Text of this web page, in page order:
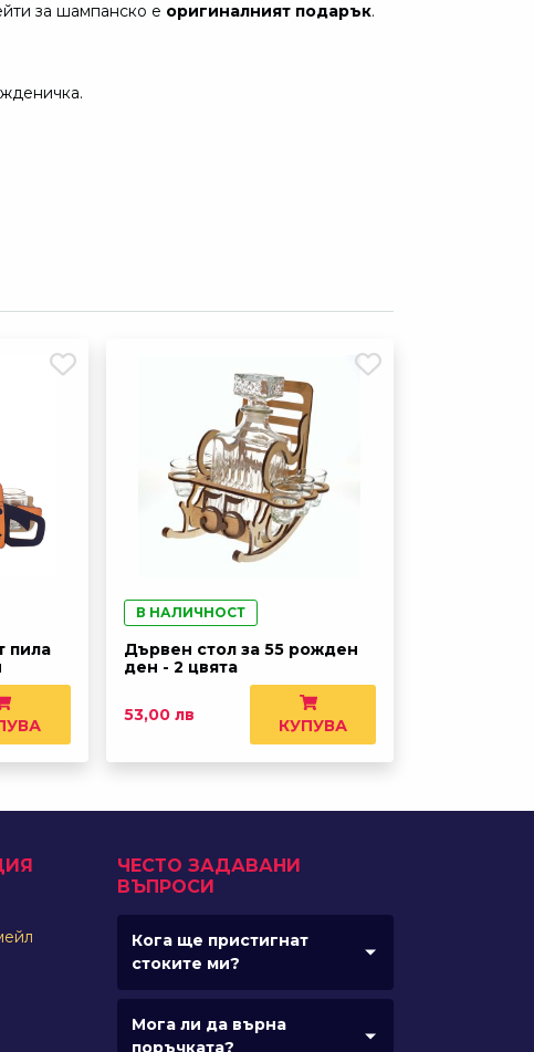
за шампанско е оригиналният подарък.
пила
В НАЛИЧНОСТ
Дървен стол за 55 рожден
ден - 2 цвята
53,00 лв
КУПУВА
ЧЕСТО ЗАДАВАНИ
ВЪПРОСИ
Кога ще пристигнат
стоките ми?
Мога ли да върна
поръчката?